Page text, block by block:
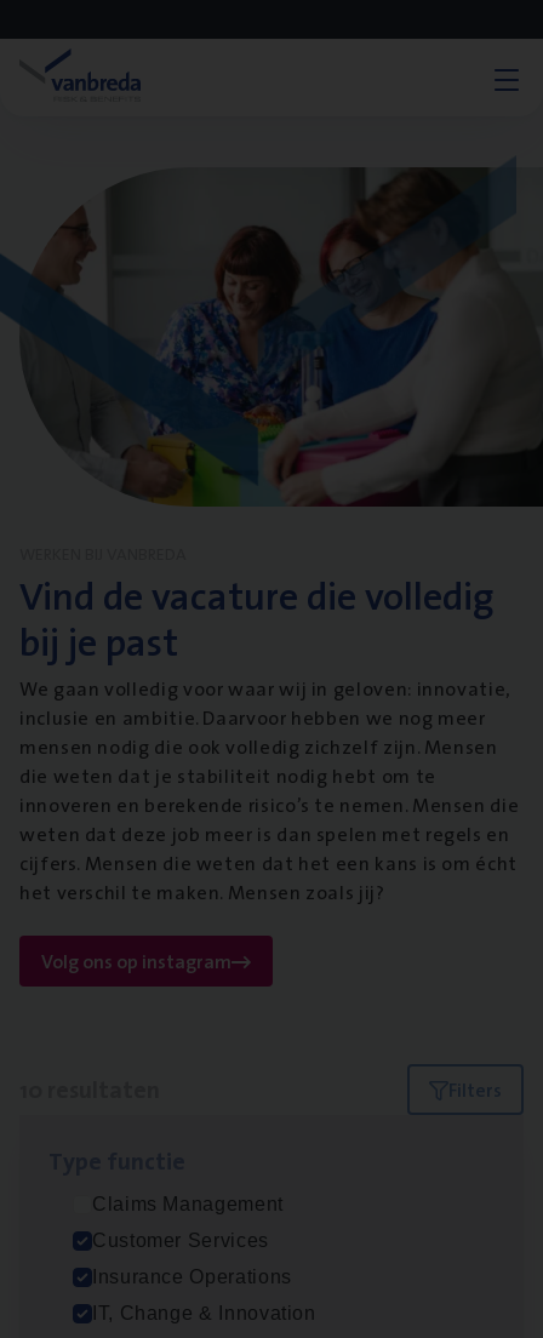
Vind de vacature die volledig
bij je past
We gaan volledig voor waar wij in geloven: innovatie,
inclusie en ambitie. Daarvoor hebben we nog meer
mensen nodig die ook volledig zichzelf zijn. Mensen
die weten dat je stabiliteit nodig hebt om te
innoveren en berekende risico’s te nemen. Mensen die
weten dat deze job meer is dan spelen met regels en
cijfers. Mensen die weten dat het een kans is om écht
het verschil te maken. Mensen zoals jij?
Volg ons op instagram
Filters
Claims Management
Customer Services
Insurance Operations
IT, Change & Innovation
Busi­ness Analyst
IT, Change & Innovation
Antwerpen